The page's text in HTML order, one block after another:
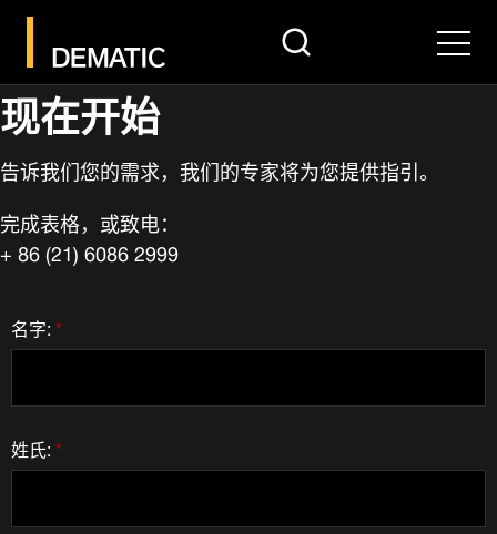
search Menu
现在开始
告诉我们您的需求，我们的专家将为您提供指引。
完成表格，或致电：
+ 86 (21) 6086 2999
*
名字:
*
姓氏: